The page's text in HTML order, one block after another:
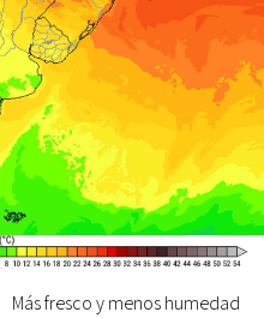
Más fresco y menos humedad